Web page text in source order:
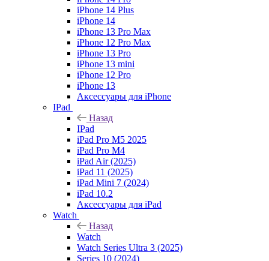
iPhone 14 Plus
iPhone 14
iPhone 13 Pro Max
iPhone 12 Pro Max
iPhone 13 Pro
iPhone 13 mini
iPhone 12 Pro
iPhone 13
Аксессуары для iPhone
IPad
Назад
IPad
iPad Pro M5 2025
iPad Pro M4
iPad Air (2025)
iPad 11 (2025)
iPad Mini 7 (2024)
iPad 10.2
Аксессуары для iPad
Watch
Назад
Watch
Watch Series Ultra 3 (2025)
Series 10 (2024)